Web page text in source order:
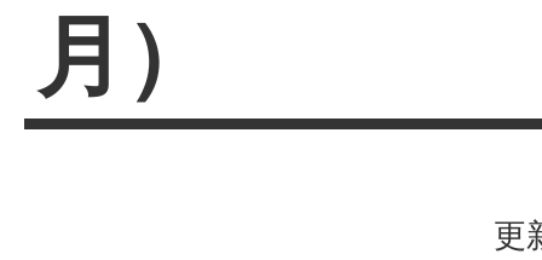
月）
更